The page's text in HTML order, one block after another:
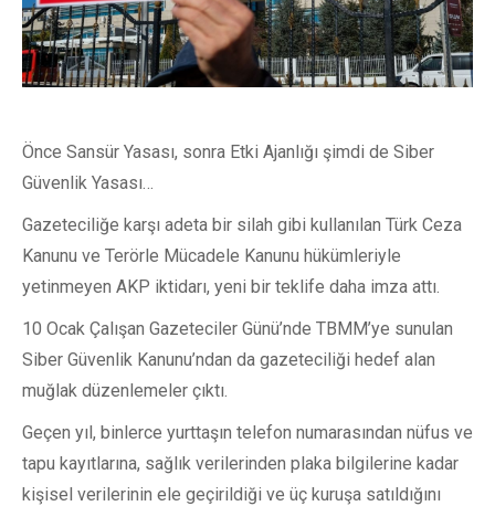
Önce Sansür Yasası, sonra Etki Ajanlığı şimdi de Siber
Güvenlik Yasası…
Gazeteciliğe karşı adeta bir silah gibi kullanılan Türk Ceza
Kanunu ve Terörle Mücadele Kanunu hükümleriyle
yetinmeyen AKP iktidarı, yeni bir teklife daha imza attı.
10 Ocak Çalışan Gazeteciler Günü’nde TBMM’ye sunulan
Siber Güvenlik Kanunu’ndan da gazeteciliği hedef alan
muğlak düzenlemeler çıktı.
Geçen yıl, binlerce yurttaşın telefon numarasından nüfus ve
tapu kayıtlarına, sağlık verilerinden plaka bilgilerine kadar
kişisel verilerinin ele geçirildiği ve üç kuruşa satıldığını